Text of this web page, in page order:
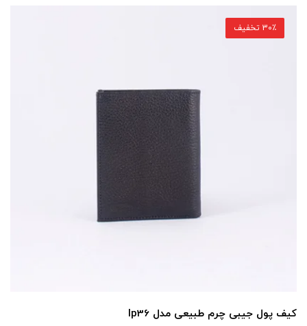
کیف پول جیبی چرم طبیعی مدل lp36
30٪ تخفیف